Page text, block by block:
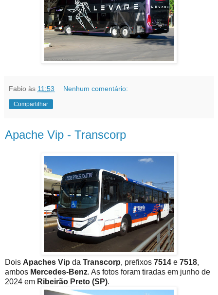
Fabio às 11:53 Nenhum comentário:
Compartilhar
Apache Vip - Transcorp
Dois Apaches Vip da Transcorp, prefixos 7514 e 7518,
ambos Mercedes-Benz. As fotos foram tiradas em junho de
2024 em Ribeirão Preto (SP).